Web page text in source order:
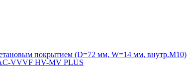
покрытием (D=72 мм, W=14 мм, внутр.М10)
AC-VVVF HV-MV PLUS